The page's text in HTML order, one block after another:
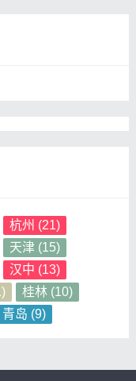
杭州 (21)
天津(15)
汉中 (13)
桂林(10)
青岛 (9)